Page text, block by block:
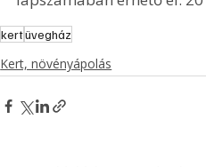
kertüvegház
Kert, növényápolás